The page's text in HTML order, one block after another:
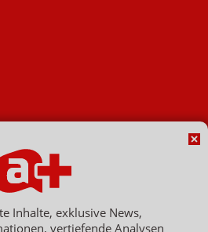
Inhalte, exklusive News,
vertiefende Analysen